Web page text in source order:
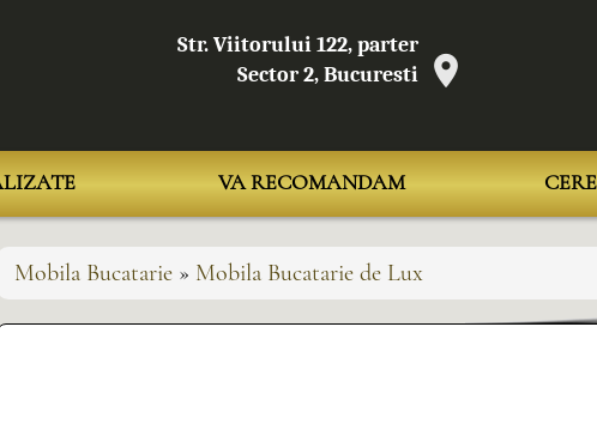
Str. Viitorului 122, parter
Sector 2, Bucuresti
VA RECOMANDAM
Mobila Bucatarie» Mobila Bucatarie de Lux